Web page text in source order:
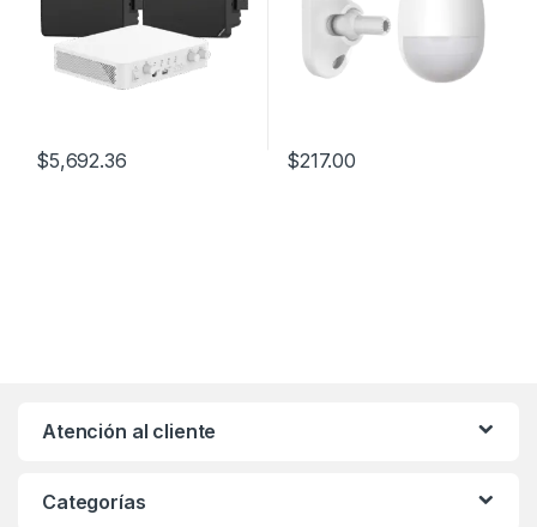
$5,692.36 $217.00
Atención al cliente
Categorías